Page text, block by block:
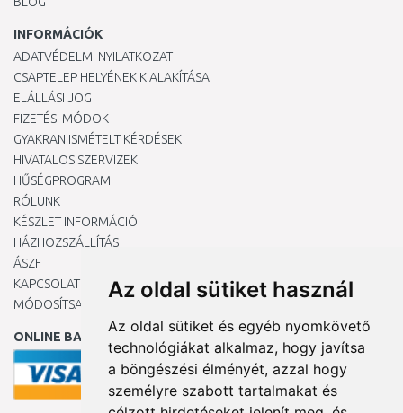
Az oldal sütiket használ
Az oldal sütiket és egyéb nyomkövető
technológiákat alkalmaz, hogy javítsa
a böngészési élményét, azzal hogy
személyre szabott tartalmakat és
INFORMÁCIÓK
ADATVÉDELMI NYILATKOZAT
CSAPTELEP HELYÉNEK KIALAKÍTÁSA
ELÁLLÁSI JOG
FIZETÉSI MÓDOK
GYAKRAN ISMÉTELT KÉRDÉSEK
HIVATALOS SZERVIZEK
HŰSÉGPROGRAM
RÓLUNK
KÉSZLET INFORMÁCIÓ
HÁZHOZSZÁLLÍTÁS
ÁSZF
KAPCSOLAT
MÓDOSÍTSA A COOKIE-BEÁLLÍTÁSAIMAT
ONLINE BANKKÁRTYÁVAL